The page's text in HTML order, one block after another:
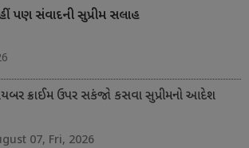
પણ સંવાદની સુપ્રીમ સલાહ
ક્રાઈમ ઉપર સકંજો કસવા સુપ્રીમનો આદેશ
07, Fri, 2026